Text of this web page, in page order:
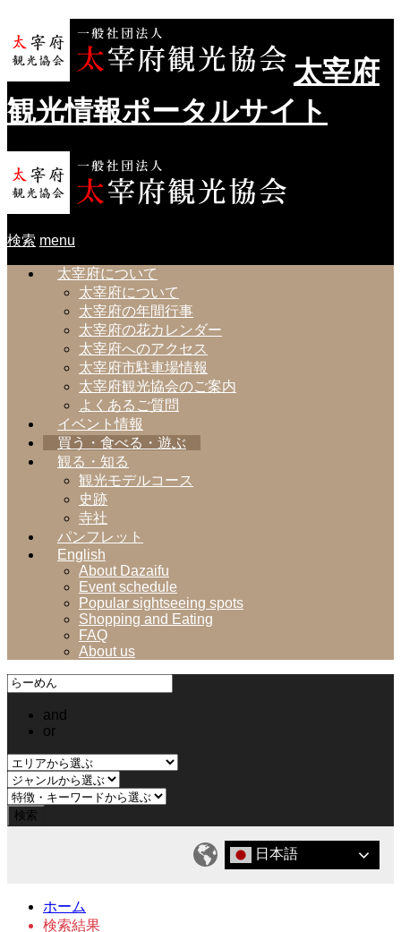
太宰府
観光情報ポータルサイト
検索 menu
太宰府について
太宰府について
太宰府の年間行事
太宰府の花カレンダー
太宰府へのアクセス
太宰府市駐車場情報
太宰府観光協会のご案内
よくあるご質問
イベント情報
買う・食べる・遊ぶ
観る・知る
観光モデルコース
史跡
寺社
パンフレット
English
About Dazaifu
Event schedule
Popular sightseeing spots
Shopping and Eating
FAQ
About us
and
or
日本語
ホーム
検索結果